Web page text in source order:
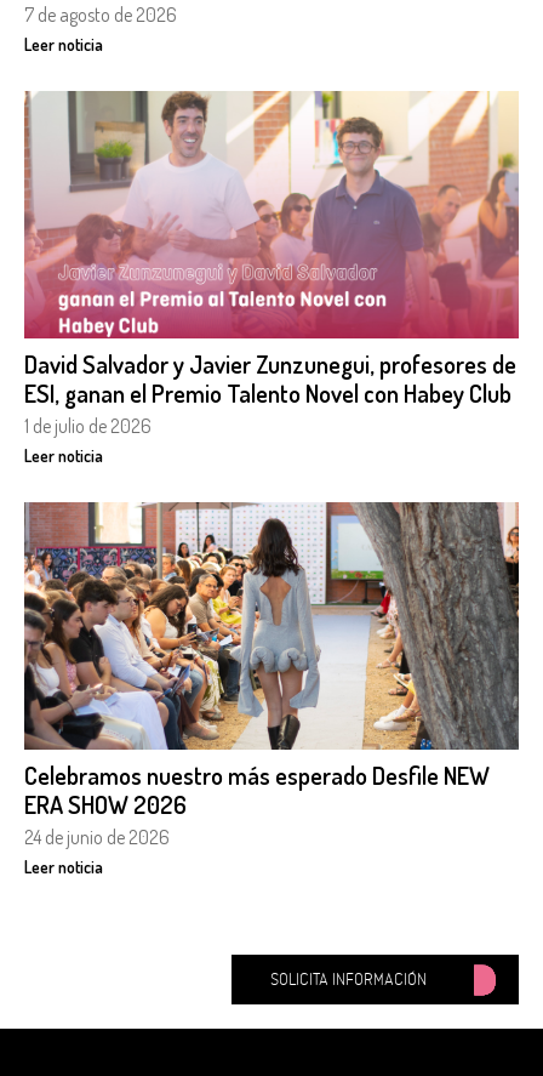
7 de agosto de 2026
Leer noticia
David Salvador y Javier Zunzunegui, profesores de
ESI, ganan el Premio Talento Novel con Habey Club
1 de julio de 2026
Leer noticia
Celebramos nuestro más esperado Desfile NEW
ERA SHOW 2026
24 de junio de 2026
Leer noticia
SOLICITA INFORMACIÓN